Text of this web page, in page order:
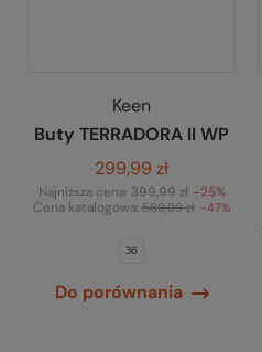
Keen
Buty TERRADORA II WP
299,99 zł
Najniższa cena: 399,99 zł -25%
Cena katalogowa:569,99 zł -47%
36
Do porównania